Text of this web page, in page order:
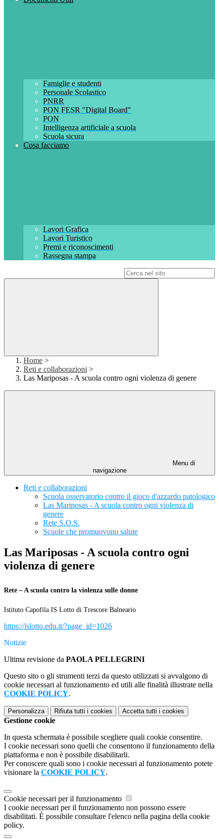
Famiglie e studenti
Personale Scolastico
PNRR
PON FESR "Digital Board"
PON
Intelligenza artificiale a scuola
Scuola sicura
Cosa facciamo
Lavori Grafica
Lavori Turistico
Premi e riconoscimenti
Rassegna stampa
Home >
Reti e collaborazioni >
Las Mariposas - A scuola contro ogni violenza di genere
Menu di
navigazione
Reti e collaborazioni
Scuola osservatorio contro il gioco d'azzardo patologico
Las Mariposas - A scuola contro ogni violenza di
genere
Rete S.O.S.
Scuole che promuovono salute
Las Mariposas - A scuola contro ogni
violenza di genere
Rete – A scuola contro la violenza sulle donne
Istituto Capofila IS Lotto di Trescore Balneario
https://islotto.edu.it/?page_id=1026
Notizie
Ultima revisione da PAOLA PELLEGRINI
Questo sito o gli strumenti terzi da questo utilizzati si avvalgono di
cookie necessari al funzionamento ed utili alle finalità illustrate nella
COOKIE POLICY.
Personalizza Rifiuta tutti i cookies Accetta tutti i cookies
Gestione cookie
In questa schermata è possibile scegliere quali cookie consentire.
I cookie necessari sono quelli che consentono il funzionamento della
piattaforma e non è possibile disabilitarli.
Per conoscere quali sono i cookie necessari al funzionamento potete
visionare la COOKIE POLICY.
Cookie necessari per il funzionamento
I cookie necessari per il funzionamento non possono essere
disabilitati. È possibile consultare l'elenco nella pagina della cookie
policy.